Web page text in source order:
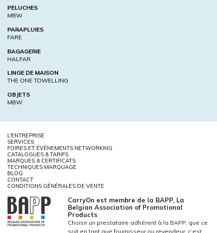
PELUCHES
MBW
PARAPLUIES
FARE
BAGAGERIE
HALFAR
LINGE DE MAISON
THE ONE TOWELLING
OBJETS
MBW
L'ENTREPRISE
SERVICES
FOIRES ET ÉVÉNEMENTS NETWORKING
CATALOGUES & TARIFS
MARQUES & CERTIFICATS
TECHNIQUES MARQUAGE
BLOG
CONTACT
CONDITIONS GÉNÉRALES DE VENTE
CarryOn est membre de la BAPP, La
Belgian Association of Promotional
Products
Choisir un prestataire adhérent à la BAPP, que ce
soit en tant que fournisseur ou revendeur, c’est